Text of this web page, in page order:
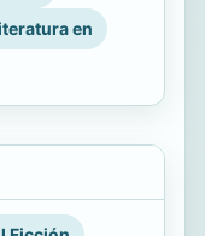
en